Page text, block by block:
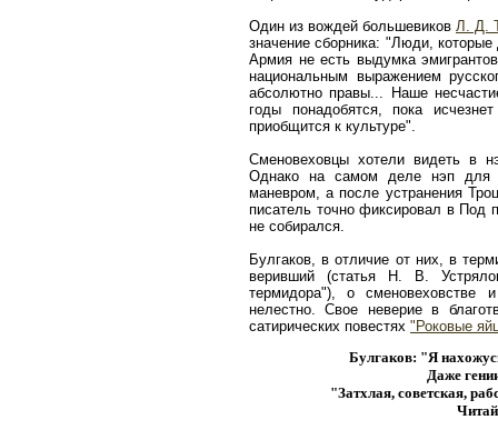
Один из вождей большевиков Л. Д.
значение сборника: "Люди,
Армия не есть выдумка
национальным выражением
абсолютно правы... Наше
годы понадобятся, пока
приобщится к культуре".
Сменовеховцы хотели видеть в
Однако на самом деле нэп для
маневром, а после устранения
писатель точно фиксировал в Под
не собирался.
Булгаков, в отличие от них, в
веривший (статья Н. В.
термидора"), о сменовеховстве
нелестно. Свое неверие в
сатирических повестях "Роковые
Булгаков: "Я
Даже
"Затхлая, советская,